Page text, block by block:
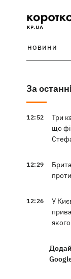
НОВИНИ
За
12:52
Три
що
12:29
12:26
У